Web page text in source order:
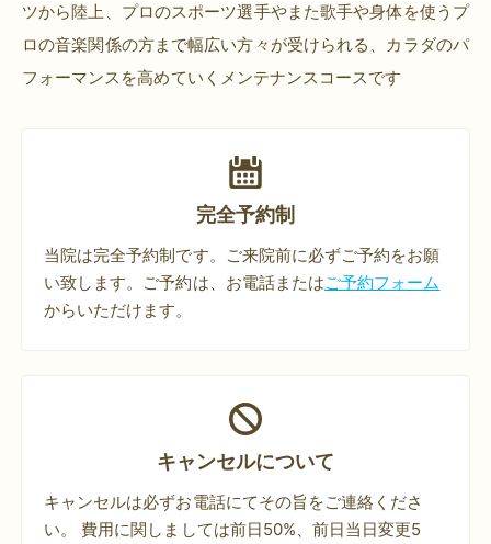
ツから陸上、プロのスポーツ選手やまた歌手や身体を使うプ
ロの音楽関係の方まで幅広い方々が受けられる、カラダのパ
フォーマンスを高めていくメンテナンスコースです
完全予約制
当院は完全予約制です。ご来院前に必ずご予約をお願
い致します。ご予約は、お電話またはご予約フォーム
からいただけます。
キャンセルについて
キャンセルは必ずお電話にてその旨をご連絡くださ
い。 費用に関しましては前日50%、前日当日変更5